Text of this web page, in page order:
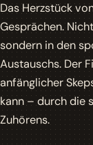
Das Herzstück
Gesprächen.
sondern in den
Austauschs. Der
anfänglicher
kann – durch die
Zuhörens.